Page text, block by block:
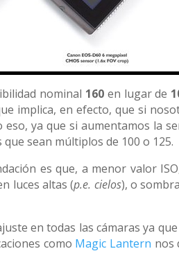
nominal 160en lugar de
implica, en efecto, que si
eso, ya que si aumentamos la
sean múltiplos de 100 o 125.
es que, a menor valor
luces altas (p.e. cielos), o
en todas las cámaras ya
como Magic Lantern nos